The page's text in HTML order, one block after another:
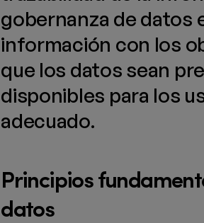
gobernanza de datos
información con los
que los datos sean
disponibles para los
adecuado.
Principios
datos